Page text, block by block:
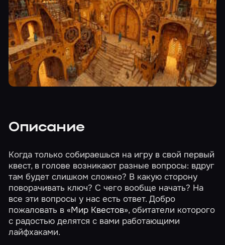
Описание
Когда только собираешься на игру в свой первый
квест, в голове возникают разные вопросы: вдруг
там будет слишком сложно? В какую сторону
поворачивать ключ? С чего вообще начать? На
все эти вопросы у нас есть ответ. Добро
пожаловать в«Мир Квестов», обитатели которого
с радостью делятся с вами работающими
лайфхаками.